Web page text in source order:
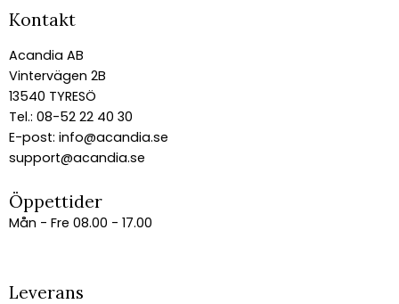
Kontakt
Acandia AB
Vintervägen 2B
13540 TYRESÖ
Tel.: 08-52 22 40 30
E-post: info@acandia.se
support@acandia.se
Öppettider
Mån - Fre 08.00 - 17.00
Leverans